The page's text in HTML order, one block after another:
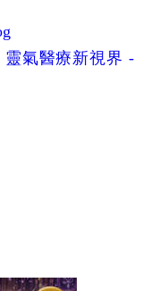
靈氣醫療新視界 -